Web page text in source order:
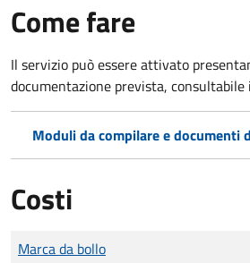
Come fare
Il servizio può essere attivato
documentazione prevista, consultabile
Moduli da compilare e documenti
Costi
Tipo di pagamento
Importo
Marca da bollo